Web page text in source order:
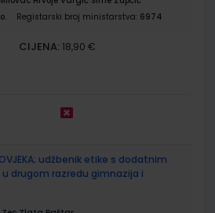
Registarski broj ministarstva: 6974
CIJENA: 18,90 €
udžbenik etike s dodatnim
drugom razredu gimnazija i